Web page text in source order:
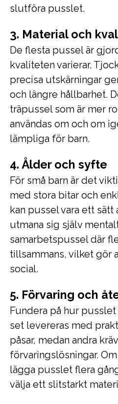
slutföra pusslet.
3. Material och
De flesta pussel är
kvaliteten varierar.
precisa utskärningar
och längre hållbarhet.
träpussel som är mer
användas om och om
lämpliga för barn.
4. Ålder och syfte
För små barn är det
med stora bitar och
kan pussel vara ett
utmana sig själv
samarbetspussel där
tillsammans, vilket gör
social.
5. Förvaring och
Fundera på hur pusslet
set levereras med
påsar, medan andra
förvaringslösningar.
lägga pusslet flera
välja ett slitstarkt